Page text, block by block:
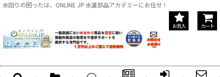
水回りの困ったは、ONLINE JP 水道部品アカデミーにお任せ！
お気入 カート